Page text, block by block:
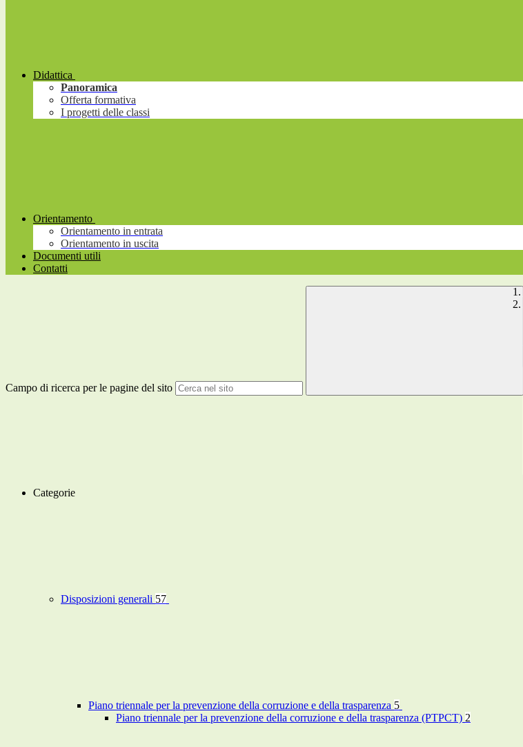
Didattica
Panoramica
Offerta formativa
I progetti delle classi
Orientamento
Orientamento in entrata
Orientamento in uscita
Documenti utili
Contatti
Campo di ricerca per le pagine del sito
Categorie
Disposizioni generali 57
Piano triennale per la prevenzione della corruzione e della trasparenza 5
Piano triennale per la prevenzione della corruzione e della trasparenza (PTPCT) 2